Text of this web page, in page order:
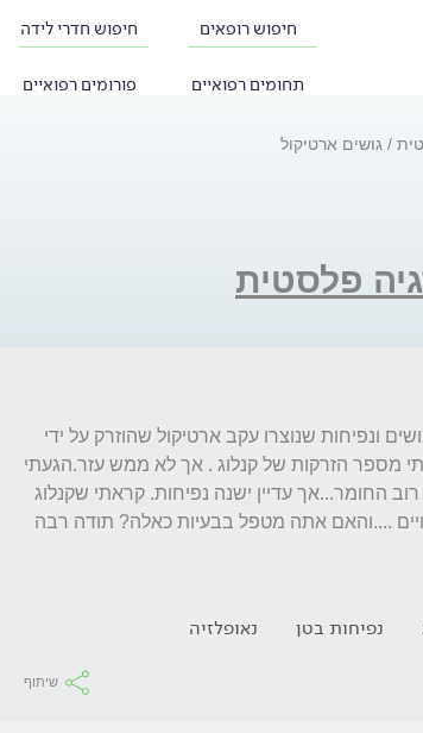
חיפוש רופאים חיפוש חדרי לידה
תחומים רפואיים פורומים רפואיים
גושים ארטיקול
פלסטית
נפיחות בטן נאופלזיה
שיתוף